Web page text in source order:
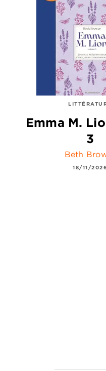
Emma M.
3
Beth
18/11/2026